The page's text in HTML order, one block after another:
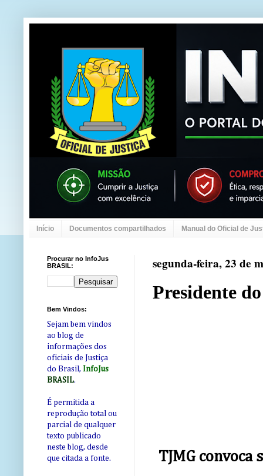
Início Documentos compartilhados Manual do Oficial de
segunda-feira, 23 de
Presidente
TJMG
Procurar no InfoJus
BRASIL:
Bem Vindos:
Sejam bem vindos
ao blog de
informações dos
oficiais de Justiça
do Brasil, InfoJus
BRASIL.
É permitida a
reprodução total ou
parcial de qualquer
texto publicado
neste blog, desde
que citada a fonte.